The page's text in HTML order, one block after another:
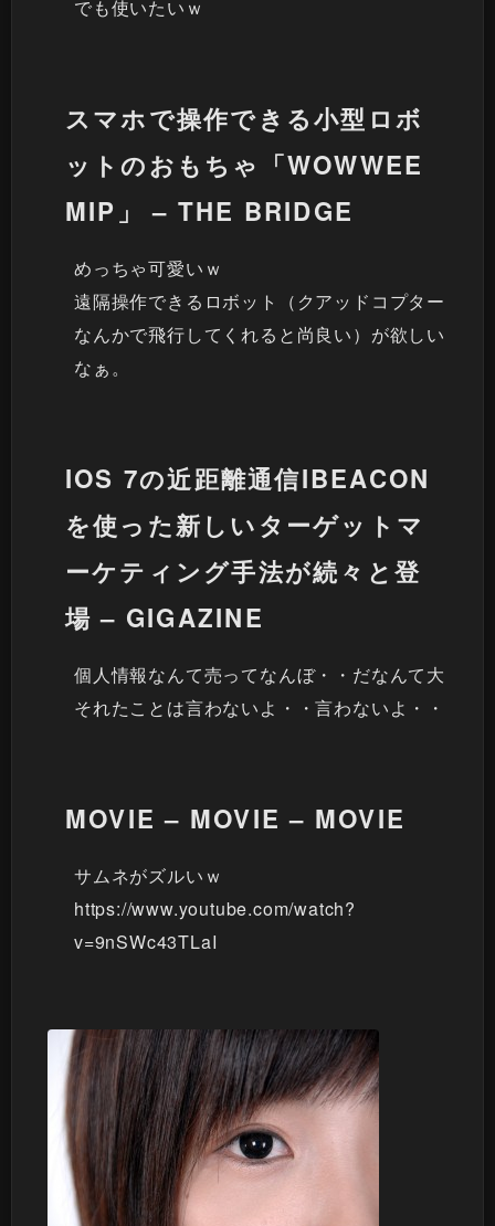
でも使いたいｗ
スマホで操作できる小型ロボ
ットのおもちゃ「WOWWEE
MIP」 – THE BRIDGE
めっちゃ可愛いｗ
遠隔操作できるロボット（クアッドコプター
なんかで飛行してくれると尚良い）が欲しい
なぁ。
IOS 7の近距離通信IBEACON
を使った新しいターゲットマ
ーケティング手法が続々と登
場 – GIGAZINE
個人情報なんて売ってなんぼ・・だなんて大
それたことは言わないよ・・言わないよ・・
MOVIE – MOVIE – MOVIE
サムネがズルいｗ
https://www.youtube.com/watch?
v=9nSWc43TLaI